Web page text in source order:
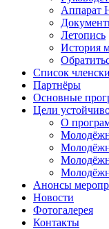
Аппарат
Летопись
История
Список
Партнёры
Основные
Цели
О
Анонсы
Новости
Фотогалерея
Контакты